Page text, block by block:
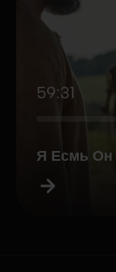
59:31
Я Есмь Он